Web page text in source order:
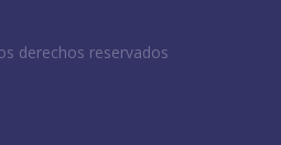
derechos reservados